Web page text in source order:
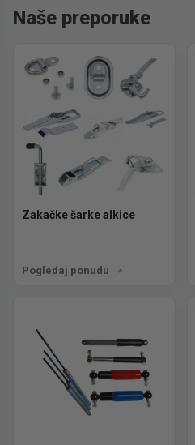
Naše preporuke
Zakačke šarke alkice
Pogledaj ponudu